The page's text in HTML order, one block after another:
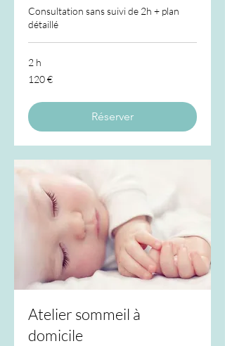
Consultation sans suivi de 2h + plan
détaillé
2 h
120
euros
120 €
Réserver
Atelier sommeil à
domicile